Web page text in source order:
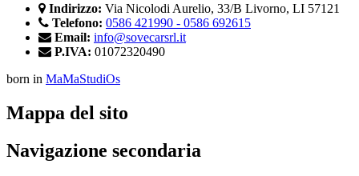
Indirizzo: Via Nicolodi Aurelio, 33/B Livorno, LI 57121
Telefono: 0586 421990 - 0586 692615
Email: info@sovecarsrl.it
P.IVA: 01072320490
born in MaMaStudiOs
Mappa del sito
Navigazione secondaria